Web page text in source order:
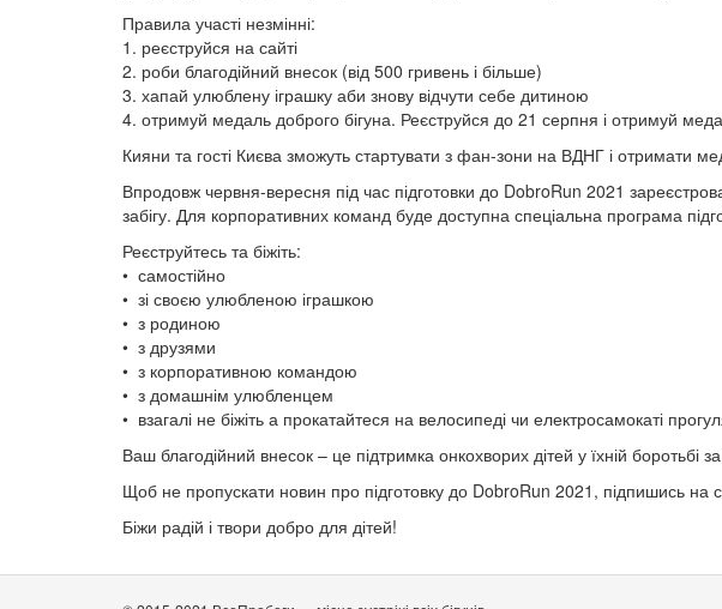
Правила участі незмінні:
1️. реєструйся на сайті
2️. роби благодійний внесок (від 500 гривень і більше)
3️. хапай улюблену іграшку аби знову відчути себе дитиною
4️. отримуй медаль доброго бігуна. Реєструйся до 21 серпня і отримуй
Кияни та гості Києва зможуть стартувати з фан-зони на ВДНГ і отримати
Впродовж червня-вересня під час підготовки до DobroRun 2021
забігу. Для корпоративних команд буде доступна спеціальна програма
Реєструйтесь та біжіть:
• самостійно
• зі своєю улюбленою іграшкою
• з родиною
• з друзями
• з корпоративною командою
• з домашнім улюбленцем
• взагалі не біжіть а прокатайтеся на велосипеді чи електросамокаті
Ваш благодійний внесок – це підтримка онкохворих дітей у їхній боротьбі
Щоб не пропускати новин про підготовку до DobroRun 2021, підпишись на
Біжи радій і твори добро для дітей!